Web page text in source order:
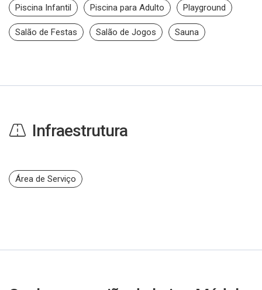
Piscina Infantil Piscina para Adulto Playground
Salão de Festas Salão de Jogos Sauna
Infraestrutura
Área de Serviço